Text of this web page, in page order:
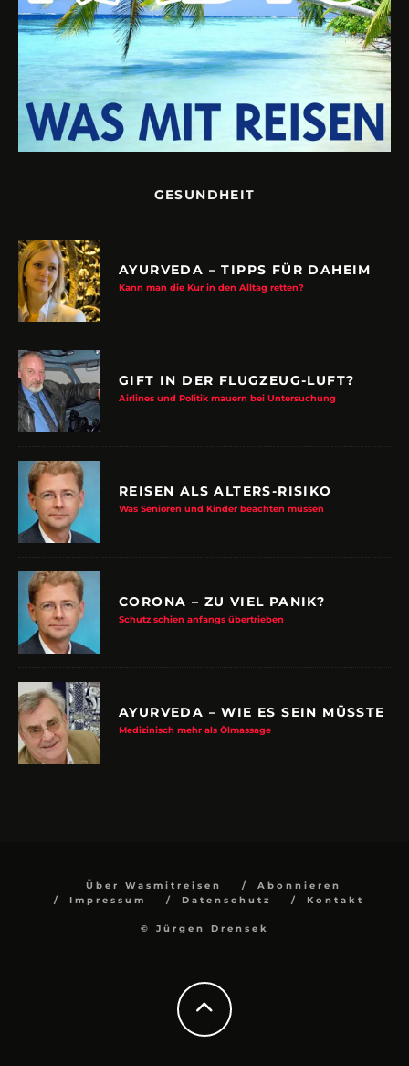
GESUNDHEIT
AYURVEDA – TIPPS FÜR DAHEIM
Kann man die Kur in den Alltag retten?
GIFT IN DER FLUGZEUG-LUFT?
Airlines und Politik mauern bei Untersuchung
REISEN ALS ALTERS-RISIKO
Was Senioren und Kinder beachten müssen
CORONA – ZU VIEL PANIK?
Schutz schien anfangs übertrieben
AYURVEDA – WIE ES SEIN MÜSSTE
Medizinisch mehr als Ölmassage
Über Wasmitreisen
Abonnieren
Impressum
Datenschutz Kontakt
© Jürgen Drensek